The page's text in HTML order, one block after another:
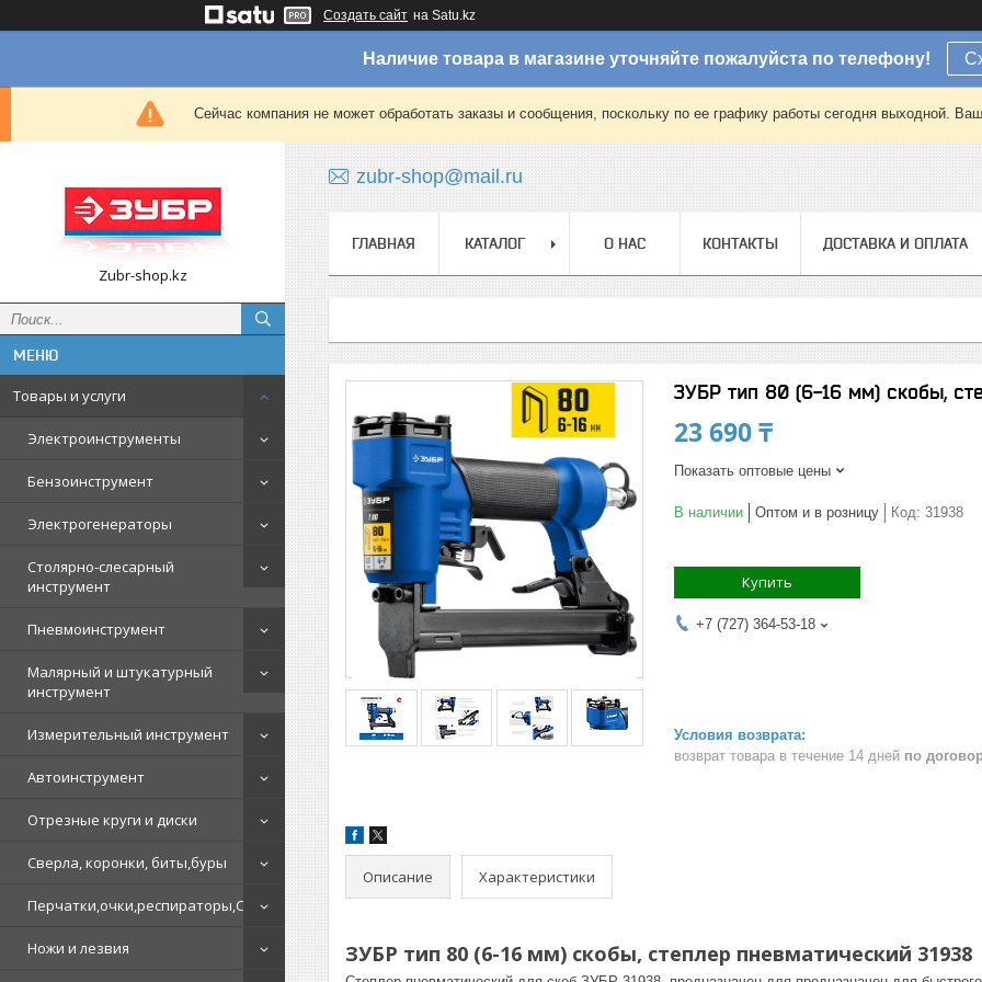
Создать сайт на Satu.kz
Наличие товара в магазине уточняйте пожалуйста по телефону!
Сейчас компания не может обработать заказы и сообщения, поскольку по ее графику работы сегодня выходной.
Zubr-shop.kz
Товары и услуги
Электроинструменты
Бензоинструмент
Электрогенераторы
Столярно-слесарный
инструмент
Пневмоинструмент
Малярный и штукатурный
инструмент
Измерительный инструмент
Автоинструмент
Отрезные круги и диски
Сверла, коронки, биты,буры
Перчатки,очки,респираторы,СИЗ
Ножи и лезвия
zubr-shop@mail.ru
ГЛАВНАЯ КАТАЛОГ О НАС КОНТАКТЫ ДОСТАВКА И ОПЛАТА
ЗУБР тип 80 (6-16 мм) скобы,
23 690 ₸
Показать оптовые цены
В наличии Оптом и в розницу Код: 31938
Купить
+7 (727) 364-53-18
возврат товара в течение 14 дней по
Описание Характеристики
ЗУБР тип 80 (6-16 мм) скобы, степлер пневматический 31938